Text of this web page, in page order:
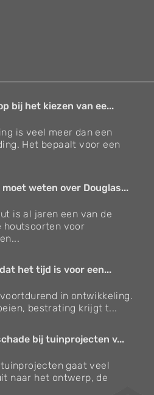
bij het kiezen van ee...
is veel meer dan een
Het bepaalt voor een
weten over Douglas...
is al jaren een van de
houtsoorten voor
het tijd is voor een...
in ontwikkeling.
bestrating krijgt t...
bij tuinprojecten v...
gaat veel
naar het ontwerp, de